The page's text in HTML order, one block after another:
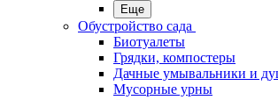
Еще
Обустройство сада
Биотуалеты
Грядки, компостеры
Дачные умывальники и
Мусорные урны